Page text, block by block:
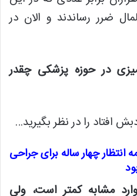
ضرر رساندند و الان در
در حوزه پزشکی چقدر
افتاد را در نظر بگیرید…
نامه انتظار چهار ساله برای جراحی
مشابه کمتر است، ولی